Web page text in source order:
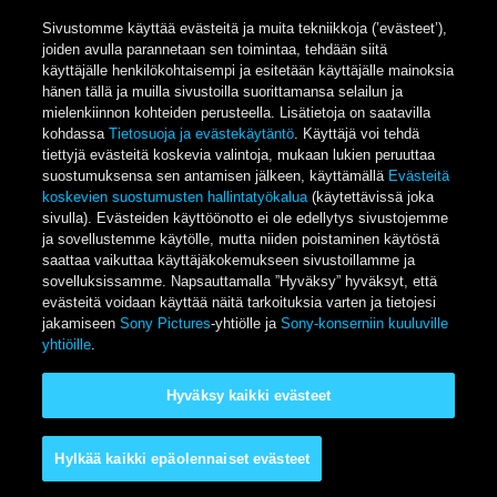
Sivustomme käyttää evästeitä ja muita tekniikkoja (’evästeet’),
joiden avulla parannetaan sen toimintaa, tehdään siitä
käyttäjälle henkilökohtaisempi ja esitetään käyttäjälle mainoksia
hänen tällä ja muilla sivustoilla suorittamansa selailun ja
mielenkiinnon kohteiden perusteella. Lisätietoja on saatavilla
kohdassaTietosuoja ja evästekäytäntö. Käyttäjä voi tehdä
tiettyjä evästeitä koskevia valintoja, mukaan lukien peruuttaa
suostumuksensa sen antamisen jälkeen, käyttämällä Evästeitä
koskevien suostumusten hallintatyökalua(käytettävissä joka
sivulla). Evästeiden käyttöönotto ei ole edellytys sivustojemme
ja sovellustemme käytölle, mutta niiden poistaminen käytöstä
saattaa vaikuttaa käyttäjäkokemukseen sivustoillamme ja
sovelluksissamme. Napsauttamalla ”Hyväksy” hyväksyt, että
evästeitä voidaan käyttää näitä tarkoituksia varten ja tietojesi
jakamiseenSony Pictures-yhtiölle jaSony-konserniin kuuluville
yhtiöille.
Hylkää kaikki epäolennaiset evästeet
Hyväksy kaikki evästeet